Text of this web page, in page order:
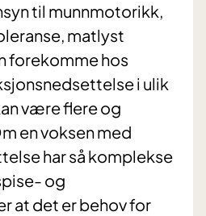
til munnmotorikk,
matlyst
forekomme hos
i ulik
være flere og
en voksen med
har så komplekse
og
at det er behov for